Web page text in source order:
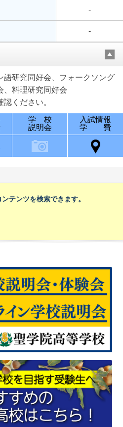
-
-
語研究同好会、フォークソング
、料理研究同好会
ください。
学 校
説明会
入試情報
学 費
テンツを検索できます。